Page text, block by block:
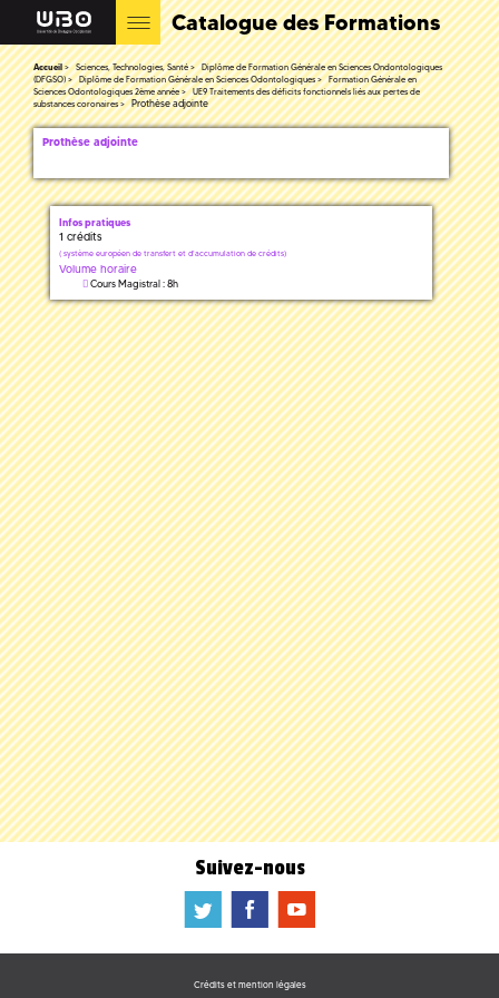
Catalogue des Formations
Accueil Sciences, Technologies, Santé
Diplôme de Formation Générale en Sciences Ondontologiques
(DFGSO)
Diplôme de Formation Générale en Sciences Odontologiques
Formation Générale en
Sciences Odontologiques 2ème année
UE9 Traitements des déficits fonctionnels liés aux pertes de
substances coronaires
Prothèse adjointe
Prothèse adjointe
Infos pratiques
1 crédits
( système européen de transfert et d'accumulation de crédits)
Volume horaire
Cours Magistral : 8h
Suivez-nous
a b f
Crédits et mention légales